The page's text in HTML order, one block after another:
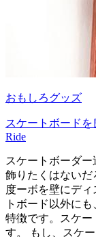
おもしろグッズ
スケートボード
Ride
スケートボーダ
飾りたくはないだ
度ーボを壁にデ
トボード以外に
特徴です。スケー
す。 もし、スケ